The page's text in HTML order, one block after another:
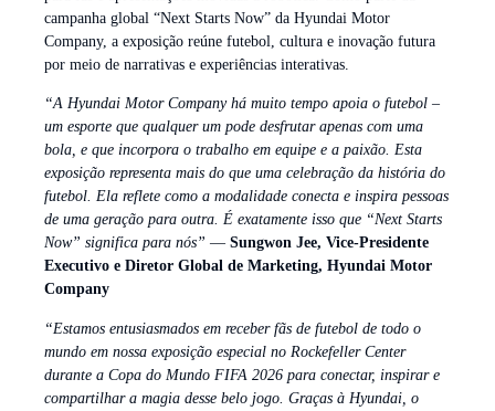
campanha global “Next Starts Now” da Hyundai Motor
Company, a exposição reúne futebol, cultura e inovação futura
por meio de narrativas e experiências interativas.
“A Hyundai Motor Company há muito tempo apoia o futebol –
um esporte que qualquer um pode desfrutar apenas com uma
bola, e que incorpora o trabalho em equipe e a paixão. Esta
exposição representa mais do que uma celebração da história do
futebol. Ela reflete como a modalidade conecta e inspira pessoas
de uma geração para outra. É exatamente isso que “Next Starts
Now” significa para nós” — Sungwon Jee, Vice-Presidente
Executivo e Diretor Global de Marketing, Hyundai Motor
Company
“Estamos entusiasmados em receber fãs de futebol de todo o
mundo em nossa exposição especial no Rockefeller Center
durante a Copa do Mundo FIFA 2026 para conectar, inspirar e
compartilhar a magia desse belo jogo. Graças à Hyundai, o